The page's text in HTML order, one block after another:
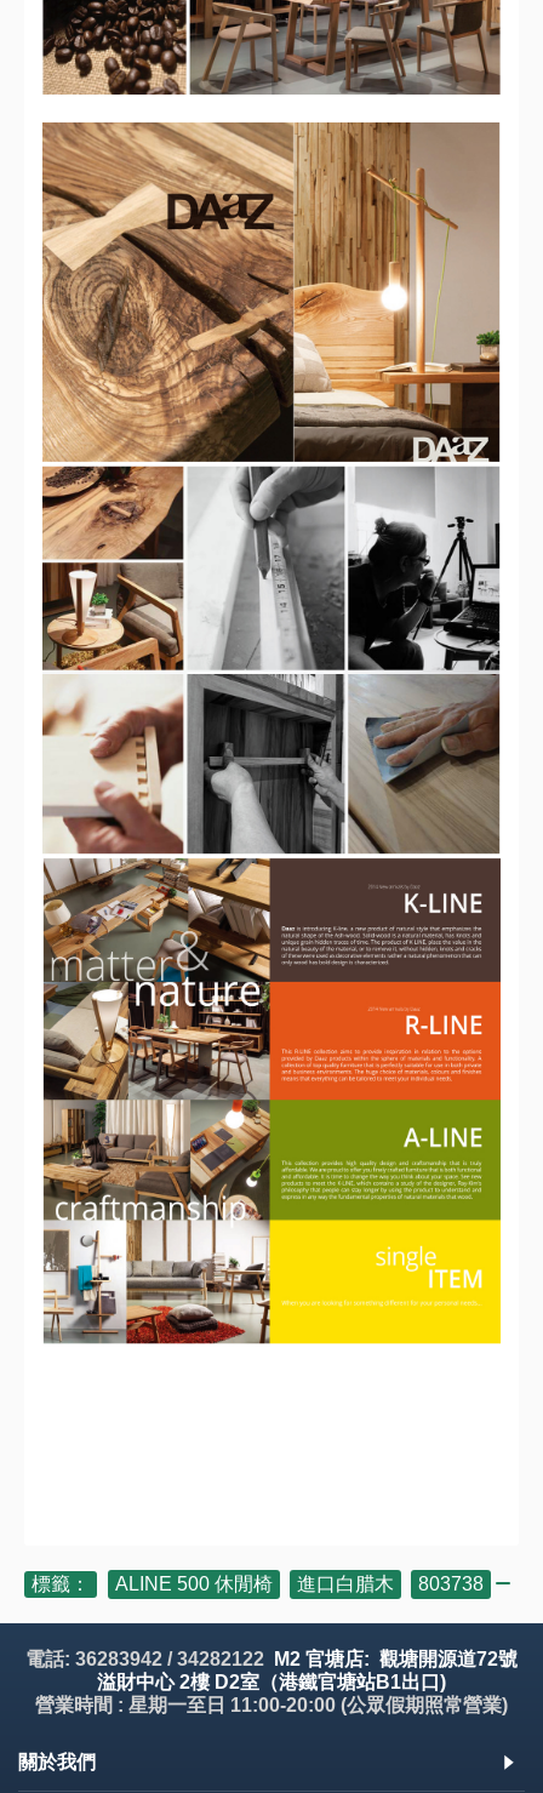
標籤： ALINE 500 休閒椅 進口白腊木 803738
電話: 36283942 / 34282122
M2 官塘店: 觀塘開源道72號
溢財中心 2樓 D2室（港鐵官塘站B1出口)
營業時間 : 星期一至日 11:00-20:00 (公眾假期照常營業)
關於我們